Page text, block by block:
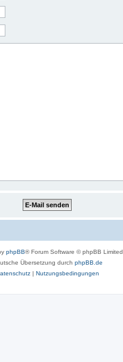
phpBB® Forum Software © phpBB Limited
Übersetzung durch phpBB.de
| Nutzungsbedingungen